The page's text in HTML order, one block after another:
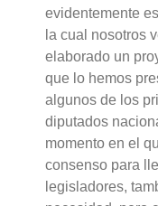
evidentemente
la cual nosotros
elaborado un
que lo hemos
algunos de los
diputados
momento en el
consenso para
legisladores,